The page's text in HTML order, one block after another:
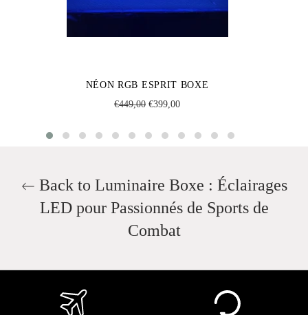
NÉON RGB ESPRIT BOXE
Regular
€449,00Sale
€399,00
Back to Luminaire Boxe : Éclairages
LED pour Passionnés de Sports de
Combat